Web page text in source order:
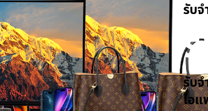
รับ
รับ
ไอ